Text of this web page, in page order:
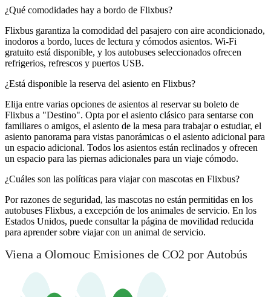
¿Qué comodidades hay a bordo de Flixbus?
Flixbus garantiza la comodidad del pasajero con aire acondicionado,
inodoros a bordo, luces de lectura y cómodos asientos. Wi-Fi
gratuito está disponible, y los autobuses seleccionados ofrecen
refrigerios, refrescos y puertos USB.
¿Está disponible la reserva del asiento en Flixbus?
Elija entre varias opciones de asientos al reservar su boleto de
Flixbus a "Destino". Opta por el asiento clásico para sentarse con
familiares o amigos, el asiento de la mesa para trabajar o estudiar, el
asiento panorama para vistas panorámicas o el asiento adicional para
un espacio adicional. Todos los asientos están reclinados y ofrecen
un espacio para las piernas adicionales para un viaje cómodo.
¿Cuáles son las políticas para viajar con mascotas en Flixbus?
Por razones de seguridad, las mascotas no están permitidas en los
autobuses Flixbus, a excepción de los animales de servicio. En los
Estados Unidos, puede consultar la página de movilidad reducida
para aprender sobre viajar con un animal de servicio.
Viena a Olomouc Emisiones de CO2 por Autobús